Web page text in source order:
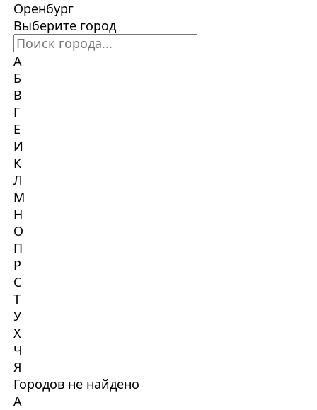
Оренбург
Выберите город
А
Б
В
Г
Е
И
К
Л
М
Н
О
П
Р
С
Т
У
Х
Ч
Я
Городов не найдено
А